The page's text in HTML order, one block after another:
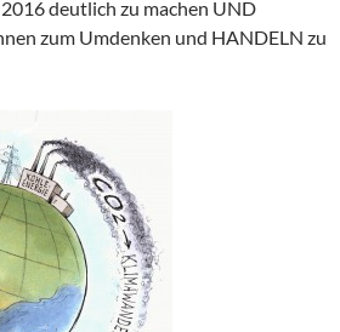
deutlich zu machen UND
zum Umdenken und HANDELN zu